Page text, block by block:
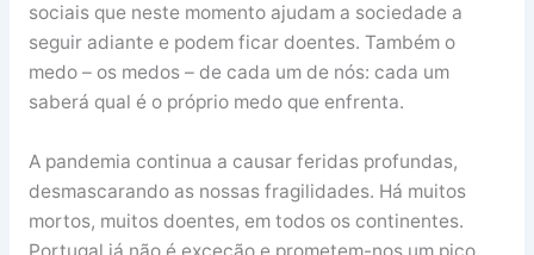
sociais que neste momento ajudam a sociedade a
seguir adiante e podem ficar doentes. Também o
medo – os medos – de cada um de nós: cada um
saberá qual é o próprio medo que enfrenta.
A pandemia continua a causar feridas profundas,
desmascarando as nossas fragilidades. Há muitos
mortos, muitos doentes, em todos os continentes.